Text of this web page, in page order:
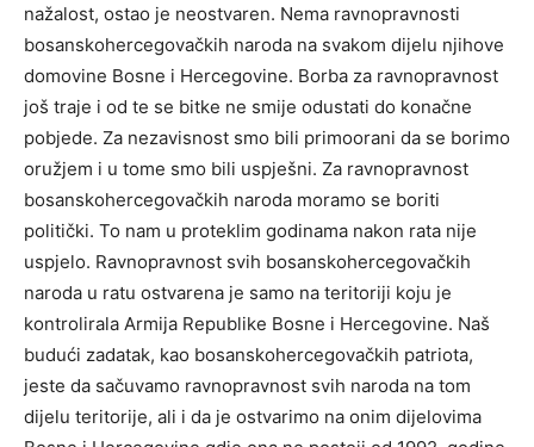
nažalost, ostao je neostvaren. Nema ravnopravnosti
bosanskohercegovačkih naroda na svakom dijelu njihove
domovine Bosne i Hercegovine. Borba za ravnopravnost
još traje i od te se bitke ne smije odustati do konačne
pobjede. Za nezavisnost smo bili primoorani da se borimo
oružjem i u tome smo bili uspješni. Za ravnopravnost
bosanskohercegovačkih naroda moramo se boriti
politički. To nam u proteklim godinama nakon rata nije
uspjelo. Ravnopravnost svih bosanskohercegovačkih
naroda u ratu ostvarena je samo na teritoriji koju je
kontrolirala Armija Republike Bosne i Hercegovine. Naš
budući zadatak, kao bosanskohercegovačkih patriota,
jeste da sačuvamo ravnopravnost svih naroda na tom
dijelu teritorije, ali i da je ostvarimo na onim dijelovima